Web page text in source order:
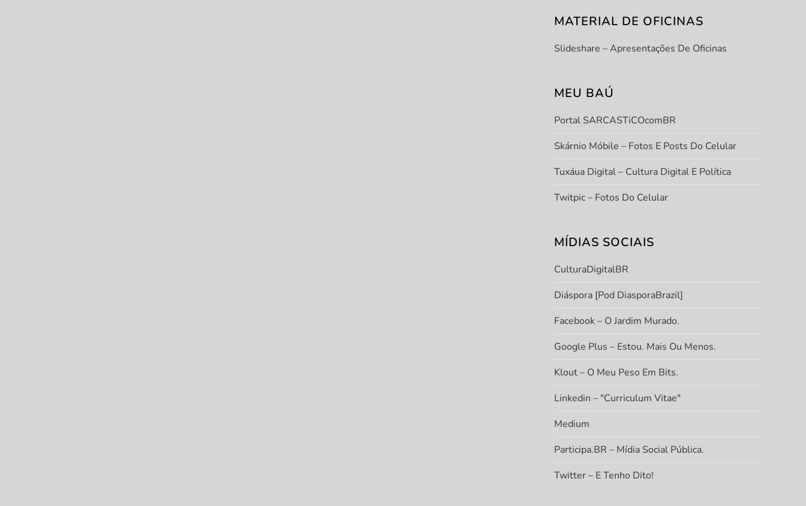
MATERIAL DE OFICINAS
Slideshare – Apresentações De Oficinas
MEU BAÚ
Portal SARCASTiCOcomBR
Skárnio Móbile – Fotos E Posts Do Celular
Tuxáua Digital – Cultura Digital E Política
Twitpic – Fotos Do Celular
MÍDIAS SOCIAIS
CulturaDigitalBR
Diáspora [Pod DiasporaBrazil]
Facebook – O Jardim Murado.
Google Plus – Estou. Mais Ou Menos.
Klout – O Meu Peso Em Bits.
Linkedin – "Curriculum Vitae"
Medium
Participa.BR – Mídia Social Pública.
Twitter – E Tenho Dito!